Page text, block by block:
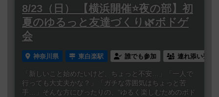
8/23（日） 【横浜開催⭐️夜の部】初
夏のゆるっと友達づくり🌿ボドゲ
会
神奈川県 東白楽駅 誰でも参加 連れ添い登録
「新しいこと始めたいけど、ちょっと不安…」「一人で
行っても大丈夫かな？」「ガチな雰囲気はちょっと苦
手…」そんな方にぴったりの、“ゆるく楽しむためのボド